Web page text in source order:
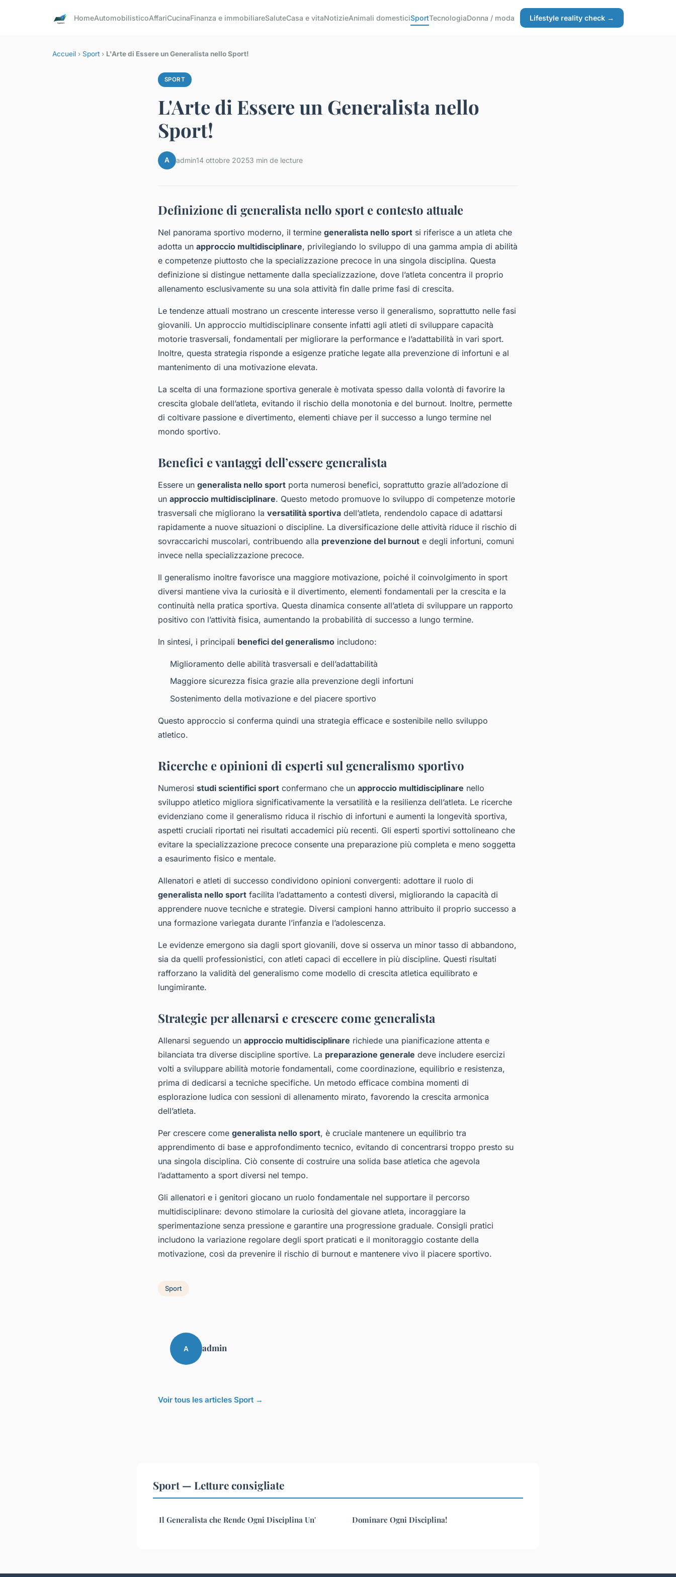
HomeAutomobilisticoAffariCucinaFinanza e immobiliareSaluteCasa e vitaNotizieAnimali domesticiSportTecnologiaDonna / moda Lifestyle reality check →
Accueil › Sport › L'Arte di Essere un Generalista nello Sport!
SPORT
L'Arte di Essere un Generalista nello
Sport!
A admin14 ottobre 20253 min de lecture
Definizione di generalista nello sport e contesto attuale
Nel panorama sportivo moderno, il termine generalista nello sport si riferisce a un atleta che
adotta un approccio multidisciplinare, privilegiando lo sviluppo di una gamma ampia di abilità
e competenze piuttosto che la specializzazione precoce in una singola disciplina. Questa
definizione si distingue nettamente dalla specializzazione, dove l’atleta concentra il proprio
allenamento esclusivamente su una sola attività fin dalle prime fasi di crescita.
Le tendenze attuali mostrano un crescente interesse verso il generalismo, soprattutto nelle fasi
giovanili. Un approccio multidisciplinare consente infatti agli atleti di sviluppare capacità
motorie trasversali, fondamentali per migliorare la performance e l’adattabilità in vari sport.
Inoltre, questa strategia risponde a esigenze pratiche legate alla prevenzione di infortuni e al
mantenimento di una motivazione elevata.
La scelta di una formazione sportiva generale è motivata spesso dalla volontà di favorire la
crescita globale dell’atleta, evitando il rischio della monotonia e del burnout. Inoltre, permette
di coltivare passione e divertimento, elementi chiave per il successo a lungo termine nel
mondo sportivo.
Benefici e vantaggi dell’essere generalista
Essere un generalista nello sport porta numerosi benefici, soprattutto grazie all’adozione di
un approccio multidisciplinare. Questo metodo promuove lo sviluppo di competenze motorie
trasversali che migliorano la versatilità sportiva dell’atleta, rendendolo capace di adattarsi
rapidamente a nuove situazioni o discipline. La diversificazione delle attività riduce il rischio di
sovraccarichi muscolari, contribuendo alla prevenzione del burnout e degli infortuni, comuni
invece nella specializzazione precoce.
Il generalismo inoltre favorisce una maggiore motivazione, poiché il coinvolgimento in sport
diversi mantiene viva la curiosità e il divertimento, elementi fondamentali per la crescita e la
continuità nella pratica sportiva. Questa dinamica consente all’atleta di sviluppare un rapporto
positivo con l’attività fisica, aumentando la probabilità di successo a lungo termine.
In sintesi, i principali benefici del generalismo includono:
Miglioramento delle abilità trasversali e dell’adattabilità
Maggiore sicurezza fisica grazie alla prevenzione degli infortuni
Sostenimento della motivazione e del piacere sportivo
Questo approccio si conferma quindi una strategia efficace e sostenibile nello sviluppo
atletico.
Ricerche e opinioni di esperti sul generalismo sportivo
Numerosi studi scientifici sport confermano che un approccio multidisciplinare nello
sviluppo atletico migliora significativamente la versatilità e la resilienza dell’atleta. Le ricerche
evidenziano come il generalismo riduca il rischio di infortuni e aumenti la longevità sportiva,
aspetti cruciali riportati nei risultati accademici più recenti. Gli esperti sportivi sottolineano che
evitare la specializzazione precoce consente una preparazione più completa e meno soggetta
a esaurimento fisico e mentale.
Allenatori e atleti di successo condividono opinioni convergenti: adottare il ruolo di
generalista nello sport facilita l’adattamento a contesti diversi, migliorando la capacità di
apprendere nuove tecniche e strategie. Diversi campioni hanno attribuito il proprio successo a
una formazione variegata durante l’infanzia e l’adolescenza.
Le evidenze emergono sia dagli sport giovanili, dove si osserva un minor tasso di abbandono,
sia da quelli professionistici, con atleti capaci di eccellere in più discipline. Questi risultati
rafforzano la validità del generalismo come modello di crescita atletica equilibrato e
lungimirante.
Strategie per allenarsi e crescere come generalista
Allenarsi seguendo un approccio multidisciplinare richiede una pianificazione attenta e
bilanciata tra diverse discipline sportive. La preparazione generale deve includere esercizi
volti a sviluppare abilità motorie fondamentali, come coordinazione, equilibrio e resistenza,
prima di dedicarsi a tecniche specifiche. Un metodo efficace combina momenti di
esplorazione ludica con sessioni di allenamento mirato, favorendo la crescita armonica
dell’atleta.
Per crescere come generalista nello sport, è cruciale mantenere un equilibrio tra
apprendimento di base e approfondimento tecnico, evitando di concentrarsi troppo presto su
una singola disciplina. Ciò consente di costruire una solida base atletica che agevola
l’adattamento a sport diversi nel tempo.
Gli allenatori e i genitori giocano un ruolo fondamentale nel supportare il percorso
multidisciplinare: devono stimolare la curiosità del giovane atleta, incoraggiare la
sperimentazione senza pressione e garantire una progressione graduale. Consigli pratici
includono la variazione regolare degli sport praticati e il monitoraggio costante della
motivazione, così da prevenire il rischio di burnout e mantenere vivo il piacere sportivo.
Sport
A admin
Voir tous les articles Sport →
Sport — Letture consigliate
Il Generalista che Rende Ogni Disciplina Un' Dominare Ogni Disciplina!